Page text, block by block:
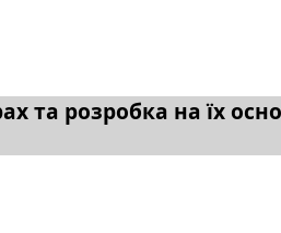
та розробка на їх